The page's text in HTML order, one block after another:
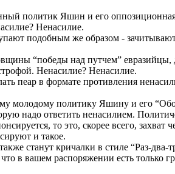
политик Яшин и его оппозиционная
Ненасилие.
подобным же образом -
“победы над путчем” евразийцы,
Ненасилие? Ненасилие.
пеар в формате противления
молодому политику Яшину и его
надо ответить ненасилием.
то это, скорее всего, захват
и такое.
станут кричалки в стиле “Раз-два-
в вашем распоряжении есть только